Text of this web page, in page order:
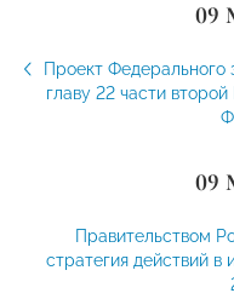
09
Проект Федерального
главу 22 части
09
Правительством
стратегия действий